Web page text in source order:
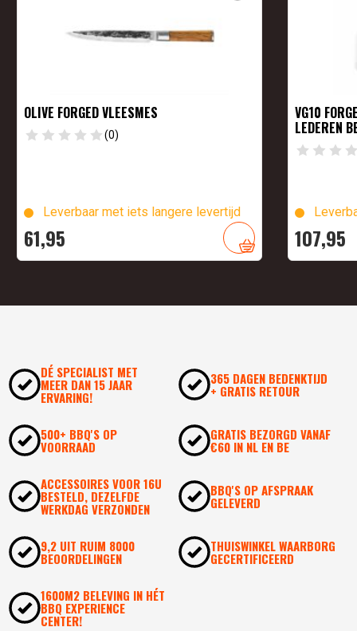
OLIVE FORGED VLEESMES
(0)
Leverbaar met iets langere levertijd
61,95
VG10
LEDEREN
107,95
DÉ SPECIALIST MET
MEER DAN 15 JAAR
ERVARING!
365 DAGEN BEDENKTIJD
+ GRATIS RETOUR
500+ BBQ'S OP
VOORRAAD
GRATIS BEZORGD VANAF
€60 IN NL EN BE
ACCESSOIRES VOOR 16U
BESTELD, DEZELFDE
WERKDAG VERZONDEN
BBQ'S OP AFSPRAAK
GELEVERD
9,2 UIT RUIM 8000
BEOORDELINGEN
THUISWINKEL WAARBORG
GECERTIFICEERD
1600M2 BELEVING IN HÉT
BBQ EXPERIENCE
CENTER!